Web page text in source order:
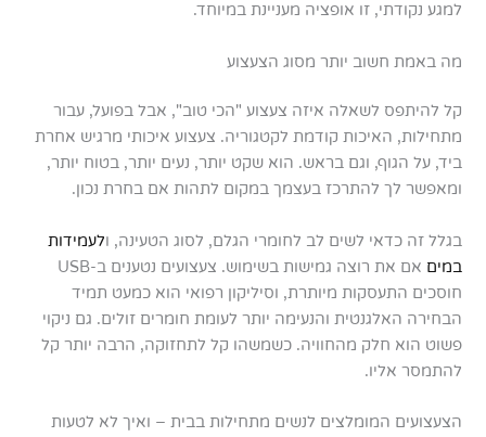
למגע נקודתי, זו אופציה מעניינת במיוחד.
מה באמת חשוב יותר מסוג הצעצוע
קל להיתפס לשאלה איזה צעצוע "הכי טוב", אבל בפועל, עבור
מתחילות, האיכות קודמת לקטגוריה. צעצוע איכותי מרגיש אחרת
ביד, על הגוף, וגם בראש. הוא שקט יותר, נעים יותר, בטוח יותר,
ומאפשר לך להתרכז בעצמך במקום לתהות אם בחרת נכון.
בגלל זה כדאי לשים לב לחומרי הגלם, לסוג הטעינה, ולעמידות
במים
אם את רוצה גמישות בשימוש. צעצועים נטענים ב-USB
חוסכים התעסקות מיותרת, וסיליקון רפואי הוא כמעט תמיד
הבחירה האלגנטית והנעימה יותר לעומת חומרים זולים. גם ניקוי
פשוט הוא חלק מהחוויה. כשמשהו קל לתחזוקה, הרבה יותר קל
להתמסר אליו.
הצעצועים המומלצים לנשים מתחילות בבית – ואיך לא לטעות